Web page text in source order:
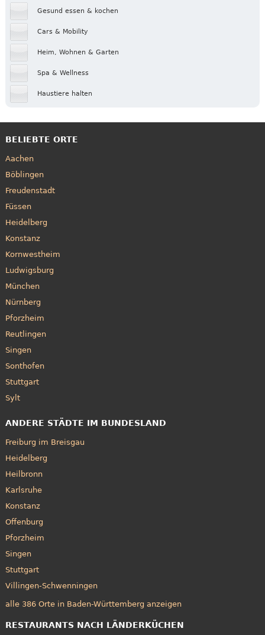
Gesund essen & kochen
Cars & Mobility
Heim, Wohnen & Garten
Spa & Wellness
Haustiere halten
BELIEBTE ORTE
Aachen
Böblingen
Freudenstadt
Füssen
Heidelberg
Konstanz
Kornwestheim
Ludwigsburg
München
Nürnberg
Pforzheim
Reutlingen
Singen
Sonthofen
Stuttgart
Sylt
ANDERE STÄDTE IM BUNDESLAND
Freiburg im Breisgau
Heidelberg
Heilbronn
Karlsruhe
Konstanz
Offenburg
Pforzheim
Singen
Stuttgart
Villingen-Schwenningen
alle 386 Orte in Baden-Württemberg anzeigen
RESTAURANTS NACH LÄNDERKÜCHEN